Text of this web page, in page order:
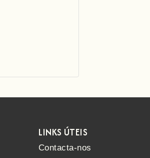
LINKS ÚTEIS
Contacta-nos